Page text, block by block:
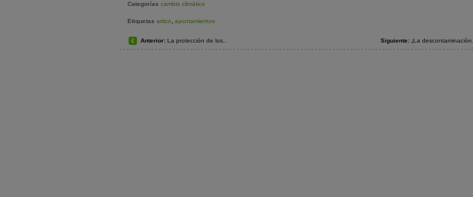
Categorías cambio climático
Etiquetas artico, ayuntamientos
Siguiente: ¡La descontaminación..
Anterior: La protección de los..